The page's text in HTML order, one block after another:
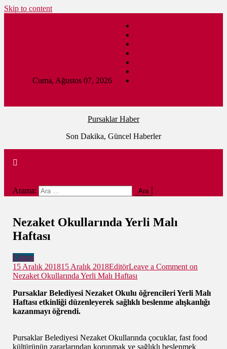
Skip to content
Cuma, Ağustos 07, 2026
Pursaklar Haber
Son Dakika, Güncel Haberler
Arama:
Nezaket Okullarında Yerli Malı
Haftası
Eğitim
15 Aralık 201815 Aralık 2018EditörLeave a Comment on
Nezaket Okullarında Yerli Malı Haftası
Pursaklar Belediyesi Nezaket Okulu öğrencileri Yerli Malı
Haftası etkinliği düzenleyerek sağlıklı beslenme alışkanlığı
kazanmayı öğrendi.
Pursaklar Belediyesi Nezaket Okullarında çocuklar, fast food
kültürünün zararlarından korunmak ve sağlıklı beslenmek